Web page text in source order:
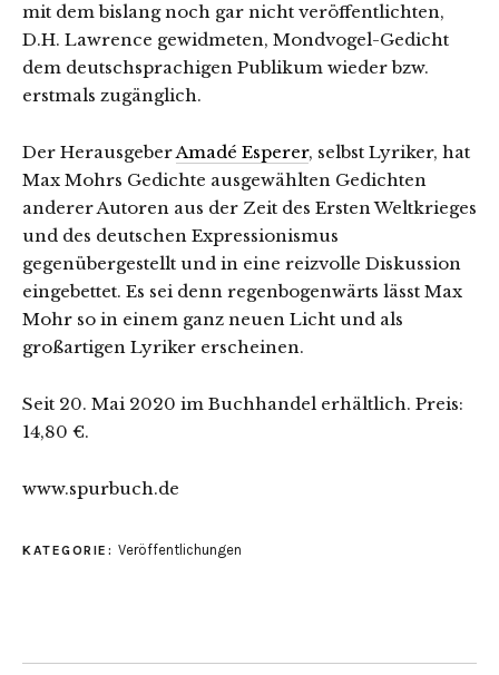
mit dem bislang noch gar nicht veröffentlichten,
D.H. Lawrence gewidmeten, Mondvogel-Gedicht
dem deutschsprachigen Publikum wieder bzw.
erstmals zugänglich.
Der HerausgeberAmadé Esperer, selbst Lyriker, hat
Max Mohrs Gedichte ausgewählten Gedichten
anderer Autoren aus der Zeit des Ersten Weltkrieges
und des deutschen Expressionismus
gegenübergestellt und in eine reizvolle Diskussion
eingebettet. Es sei denn regenbogenwärts lässt Max
Mohr so in einem ganz neuen Licht und als
großartigen Lyriker erscheinen.
Seit 20. Mai 2020 im Buchhandel erhältlich. Preis:
14,80 €.
www.spurbuch.de
KATEGORIE: Veröffentlichungen